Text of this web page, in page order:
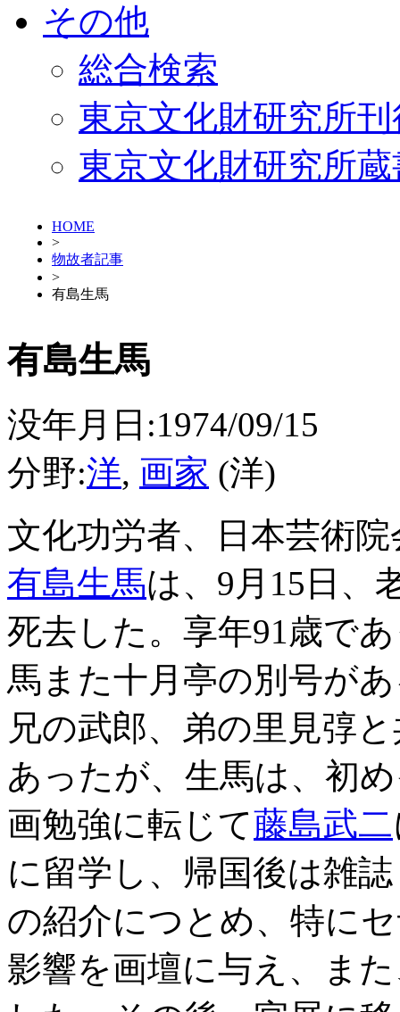
その他
総合検索
東京文化財研究所
東京文化財研究所
HOME
>
物故者記事
>
有島生馬
有島生馬
没年月日:1974/09/15
分野:洋, 画家 (洋)
文化功労者、日本芸術
有島生馬は、9月15日、
死去した。享年91歳で
馬また十月亭の別号が
兄の武郎、弟の里見弴
あったが、生馬は、初
画勉強に転じて藤島武二
に留学し、帰国後は雑
の紹介につとめ、特に
影響を画壇に与え、ま